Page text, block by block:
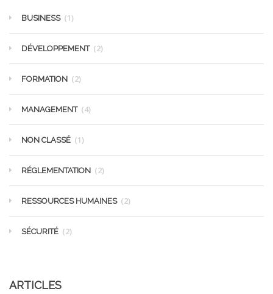
BUSINESS (1)
DÉVELOPPEMENT (2)
FORMATION (2)
MANAGEMENT (4)
NON CLASSÉ (1)
RÉGLEMENTATION (2)
RESSOURCES HUMAINES (2)
SÉCURITÉ (2)
ARTICLES